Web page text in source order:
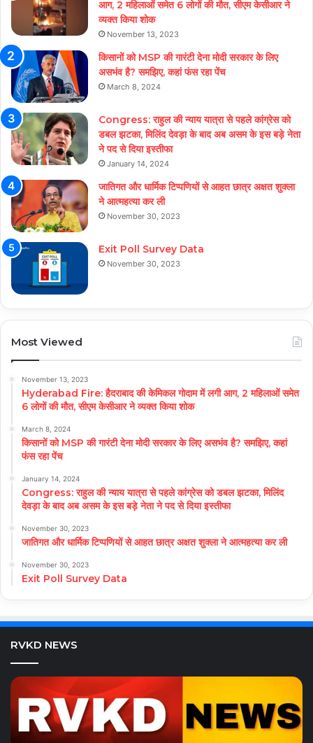
आग, 2 महिलाओं समेत 6 लोगों की मौत, सीएम केसीआर ने
व्यक्त किया शोक
November 13, 2023
किसानों को MSP की गारंटी देना मोदी सरकार के लिए
असभंव है? समझिए, कहां फंस रहा पेंच
March 8, 2024
Congress: राहुल की न्याय यात्रा से पहले कांग्रेस को
डबल झटका, मिलिंद देवड़ा के बाद अब असम के इस बड़े नेता
ने पद से दिया इस्तीफा
January 14, 2024
जातिगत और धार्मिक टिप्पणियों से आहत छात्र अक्षत शुक्ला
ने आत्महत्या कर ली
November 30, 2023
Exit Poll Survey Data
November 30, 2023
Most Viewed
November 13, 2023
Hyderabad Fire: हैदराबाद की केमिकल गोदाम में लगी आग, 2 महिलाओं समेत
6 लोगों की मौत, सीएम केसीआर ने व्यक्त किया शोक
March 8, 2024
किसानों को MSP की गारंटी देना मोदी सरकार के लिए असभंव है? समझिए, कहां
फंस रहा पेंच
January 14, 2024
Congress: राहुल की न्याय यात्रा से पहले कांग्रेस को डबल झटका, मिलिंद
देवड़ा के बाद अब असम के इस बड़े नेता ने पद से दिया इस्तीफा
November 30, 2023
जातिगत और धार्मिक टिप्पणियों से आहत छात्र अक्षत शुक्ला ने आत्महत्या कर ली
November 30, 2023
Exit Poll Survey Data
RVKD NEWS